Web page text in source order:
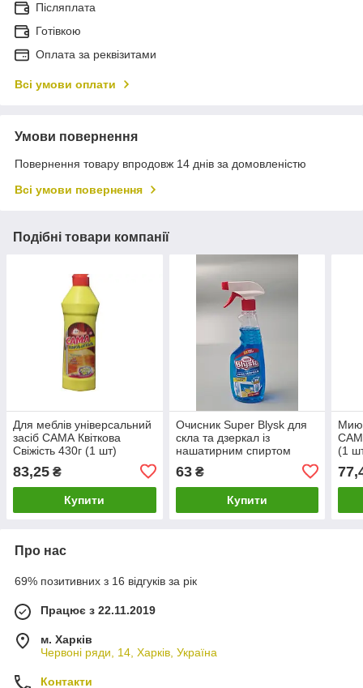
Післяплата
Готівкою
Оплата за реквізитами
Всі умови оплати
Умови повернення
Повернення товару впродовж 14 днів за домовленістю
Всі умови повернення
Подібні товари компанії
Для меблів універсальний
засіб САМА Квіткова
Свіжість 430г (1 шт)
83,25 ₴
Купити
Очисник Super Blysk для
скла та дзеркал із
нашатирним спиртом
Лимон 500г (курок) (1 шт)
63₴
Купити
(1
Про нас
69% позитивних з 16 відгуків за рік
Працює з 22.11.2019
м. Харків
Червоні ряди, 14, Харків, Україна
Контакти